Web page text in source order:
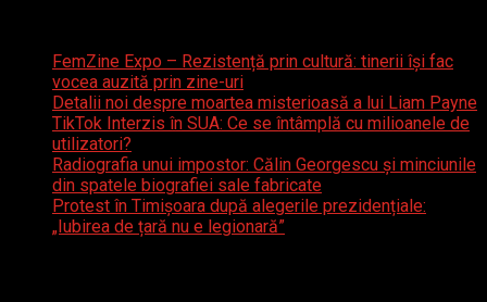
FemZine Expo – Rezistență prin cultură: tinerii își fac
vocea auzită prin zine-uri
Detalii noi despre moartea misterioasă a lui Liam Payne
TikTok Interzis în SUA: Ce se întâmplă cu milioanele de
utilizatori?
Radiografia unui impostor: Călin Georgescu și minciunile
din spatele biografiei sale fabricate
Protest în Timișoara după alegerile prezidențiale:
„Iubirea de țară nu e legionară”